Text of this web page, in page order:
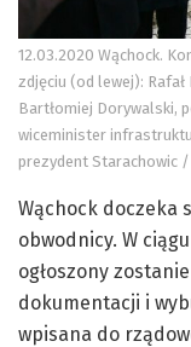
12.03.2020 Wąchock.
zdjęciu (od lewej):
Bartłomiej Dorywalski,
wiceminister
prezydent Starachowic
Wąchock doczeka
obwodnicy. W
ogłoszony
dokumentacji i
wpisana do